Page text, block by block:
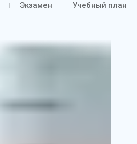
Экзамен Учебный план